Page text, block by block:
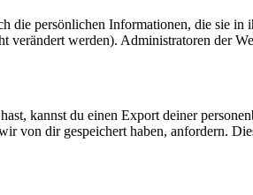
die persönlichen Informationen, die sie
werden). Administratoren der
kannst du einen Export deiner
von dir gespeichert haben, anfordern.